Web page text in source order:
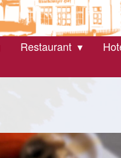
Restaurant